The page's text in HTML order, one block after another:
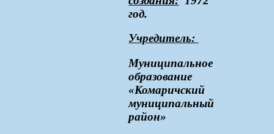
год.
Учредитель:
Муниципальное
образование
«Комаричский
муниципальный
район»